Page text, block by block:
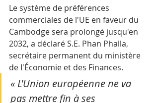
Le système de préférences
commerciales de l'UE en faveur du
Cambodge sera prolongé jusqu'en
2032, a déclaré S.E. Phan Phalla,
secrétaire permanent du ministère
de I'Économie et des Finances.
« L'Union européenne ne va
pas mettre fin à ses